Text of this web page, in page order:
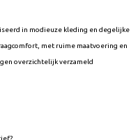
in modieuze kleding en degelijke
met ruime maatvoering en
overzichtelijk verzameld